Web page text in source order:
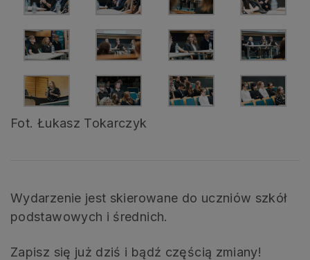
Fot. Łukasz Tokarczyk
Wydarzenie jest skierowane do uczniów szkół
podstawowych i średnich.
Zapisz się już dziś i bądź częścią zmiany!